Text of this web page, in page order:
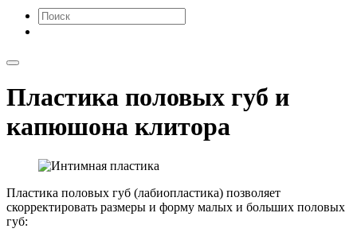
Пластика половых губ и
капюшона клитора
Пластика половых губ (лабиопластика) позволяет
скорректировать размеры и форму малых и больших половых
губ: